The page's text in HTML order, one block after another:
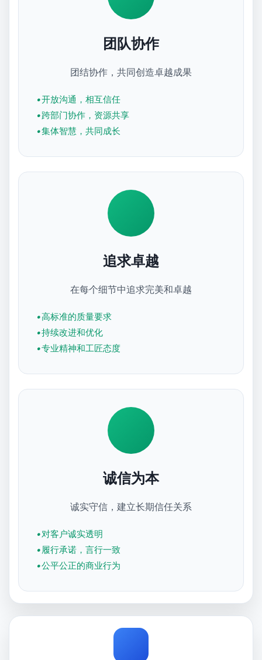
团队协作
团结协作，共同创造卓越成果
开放沟通，相互信任
跨部门协作，资源共享
集体智慧，共同成长
追求卓越
在每个细节中追求完美和卓越
高标准的质量要求
持续改进和优化
专业精神和工匠态度
诚信为本
诚实守信，建立长期信任关系
对客户诚实透明
履行承诺，言行一致
公平公正的商业行为